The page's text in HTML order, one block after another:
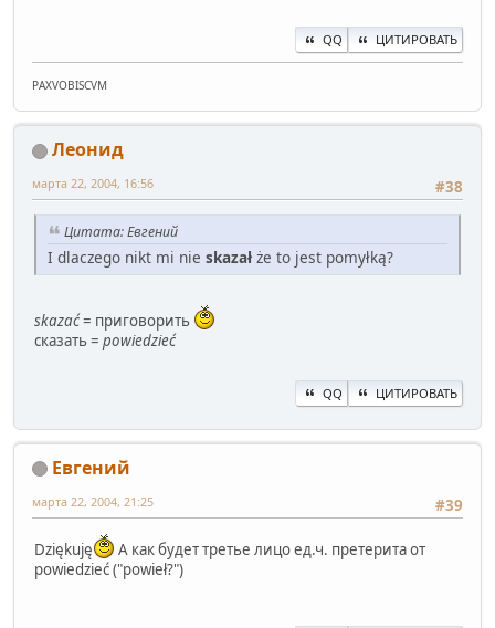
QQ ЦИТИРОВАТЬ
PAXVOBISCVM
Леонид
#38
марта 22, 2004, 16:56
Цитата: Евгений
I dlaczego nikt mi nie skazał że to jest pomyłką?
skazać= приговорить
сказать = powiedzieć
QQ ЦИТИРОВАТЬ
Евгений
#39
марта 22, 2004, 21:25
Dziękuję
А как будет третье лицо ед.ч. претерита от
powiedzieć ("powieł?")